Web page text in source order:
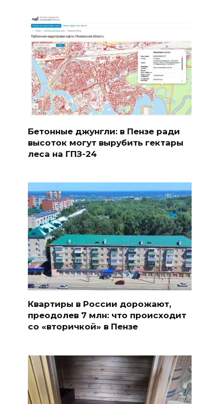
Бетонные джунгли: в Пензе ради
высоток могут вырубить гектары
леса на ГПЗ-24
Квартиры в России дорожают,
преодолев 7 млн: что происходит
со «вторичкой» в Пензе